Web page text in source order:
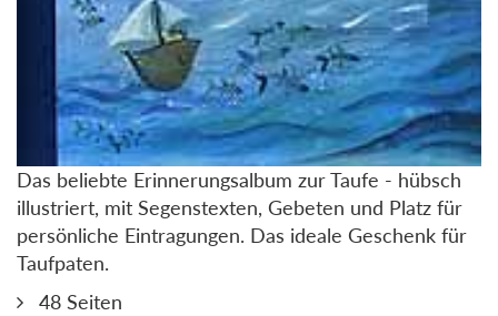
Das beliebte Erinnerungsalbum zur Taufe - hübsch
illustriert, mit Segenstexten, Gebeten und Platz für
persönliche Eintragungen. Das ideale Geschenk für
Taufpaten.
48 Seiten